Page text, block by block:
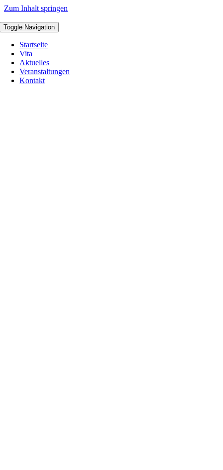
Zum Inhalt springen
Toggle Navigation
Startseite
Vita
Aktuelles
Veranstaltungen
Kontakt